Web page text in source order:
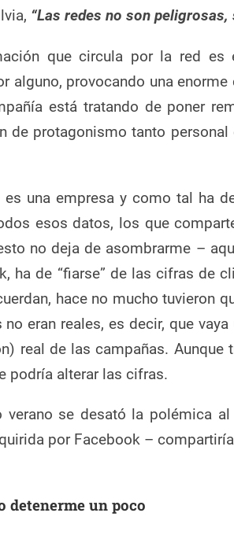
“Las redes no son
que circula por la red es
alguno, provocando una
está tratando de poner
de protagonismo tanto
es una empresa y como tal ha
esos datos, los que
no deja de asombrarme –
ha de “fiarse” de las cifras de
hace no mucho tuvieron
eran reales, es decir, que
real de las campañas. Aunque
podría alterar las cifras.
verano se desató la polémica
por Facebook –
detenerme un poco